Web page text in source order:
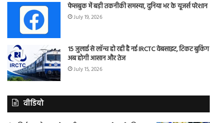
फेसबुक में बड़ी तकनीकी समस्या, दुनिया भर के यूजर्स परेशान
July 19, 2026
15 जुलाई से लॉन्च हो रही है नई IRCTC वेबसाइट, टिकट बुकिंग
अब होगी आसान और तेज
July 15, 2026
वीडियो